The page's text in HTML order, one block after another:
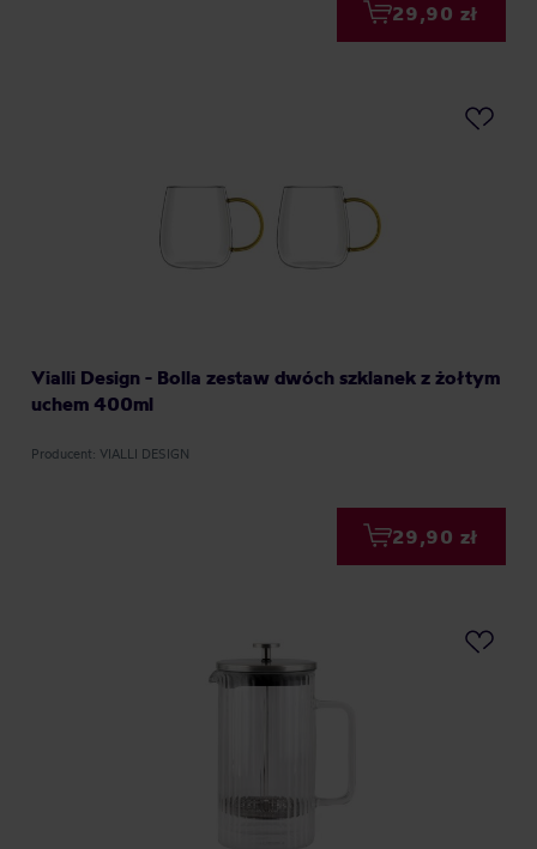
29,90 zł
Vialli Design - Bolla zestaw dwóch szklanek z żołtym
uchem 400ml
Producent: VIALLI DESIGN
29,90 zł